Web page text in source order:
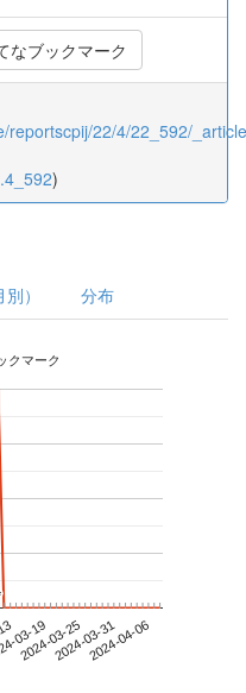
なブックマーク
reportscpij/22/4/22_592/
)
） 分布
クマーク
03-19
2024-03-252024-03-312024-04-06